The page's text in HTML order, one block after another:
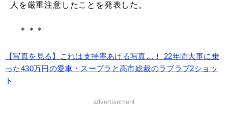
人を厳重注意したことを発表した。
＊＊＊
【写真を見る】これは支持率あげる写真…！ 22年間大事に乗
った430万円の愛車・スープラと高市総裁のラブラブ2ショッ
ト
advertisement